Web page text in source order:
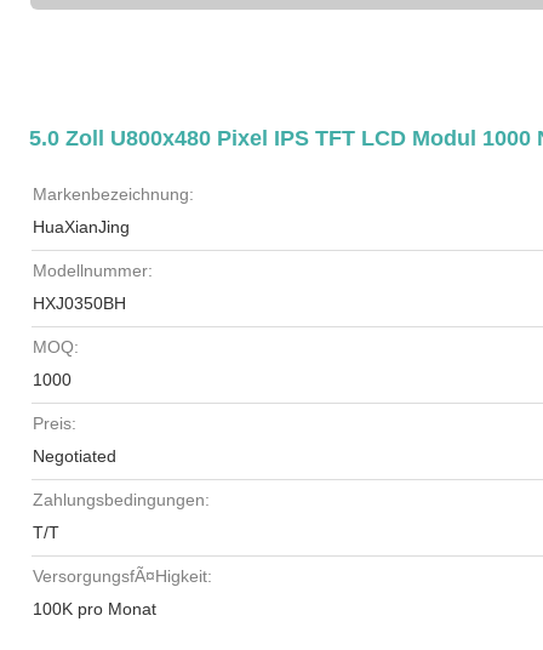
5.0 Zoll U800x480 Pixel IPS TFT LCD Modul
Markenbezeichnung:
HuaXianJing
Modellnummer:
HXJ0350BH
MOQ:
1000
Preis:
Negotiated
Zahlungsbedingungen:
T/T
VersorgungsfÃ¤higkeit:
100K pro Monat